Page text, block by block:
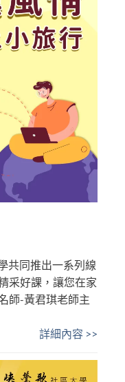
共同推出一系列線
采好課，讓您在家
師-黃君琪老師主
詳細內容 >>